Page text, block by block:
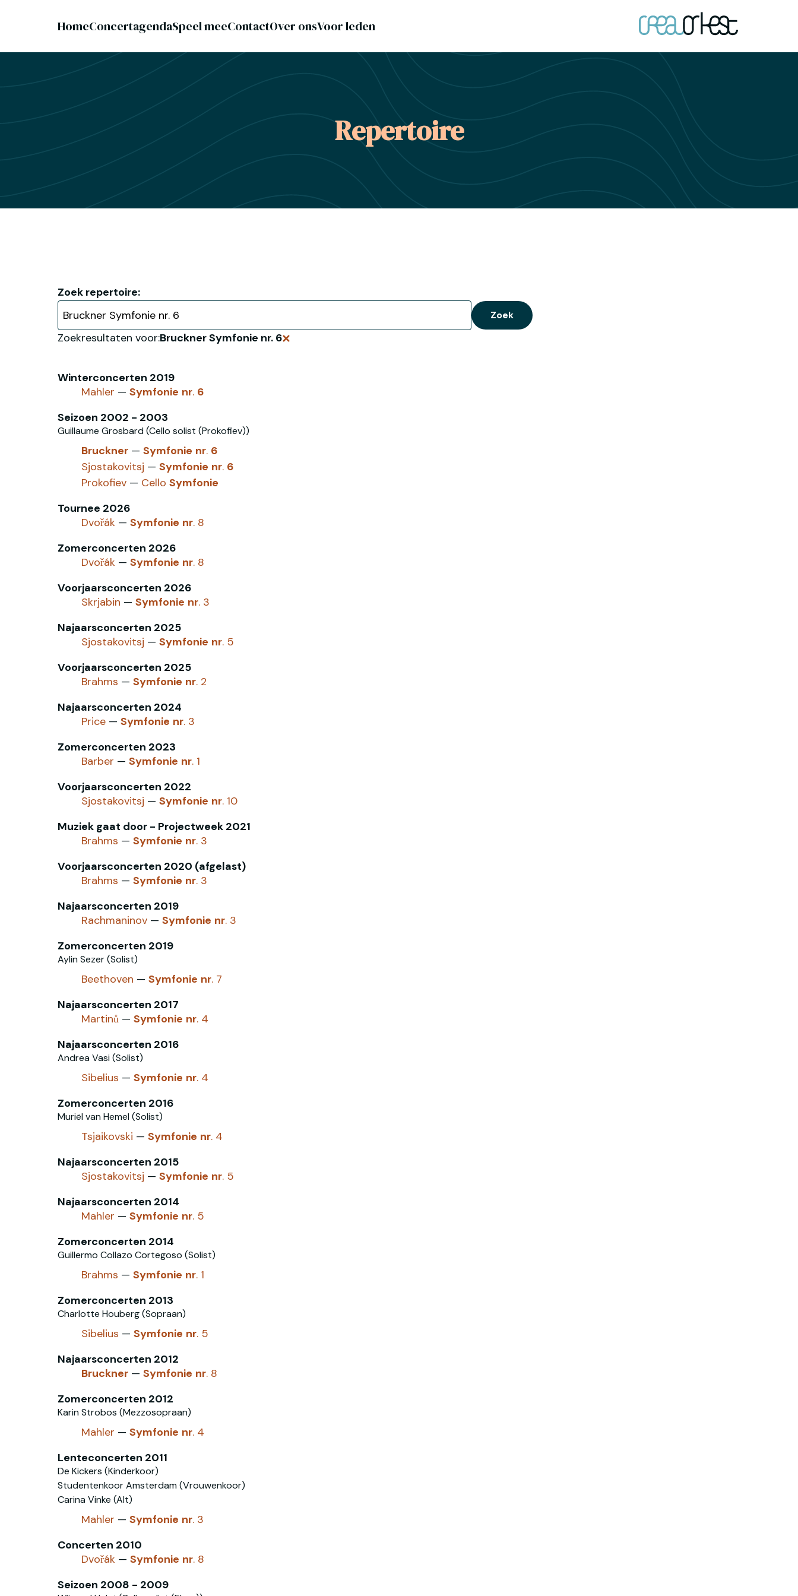
HomeConcertagendaSpeel meeContactOver onsVoor leden
Repertoire
Zoek repertoire:
Zoek
Zoekresultaten voor:Bruckner Symfonie nr. 6Verwijder zoekopdracht
Winterconcerten 2019
Mahler — Symfonie nr. 6
Seizoen 2002 - 2003
Guillaume Grosbard (Cello solist (Prokofiev))
Bruckner — Symfonie nr. 6
Sjostakovitsj — Symfonie nr. 6
Prokofiev — Cello Symfonie
Tournee 2026
Dvořák — Symfonie nr. 8
Zomerconcerten 2026
Dvořák — Symfonie nr. 8
Voorjaarsconcerten 2026
Skrjabin — Symfonie nr. 3
Najaarsconcerten 2025
Sjostakovitsj — Symfonie nr. 5
Voorjaarsconcerten 2025
Brahms — Symfonie nr. 2
Najaarsconcerten 2024
Price — Symfonie nr. 3
Zomerconcerten 2023
Barber — Symfonie nr. 1
Voorjaarsconcerten 2022
Sjostakovitsj — Symfonie nr. 10
Muziek gaat door - Projectweek 2021
Brahms — Symfonie nr. 3
Voorjaarsconcerten 2020 (afgelast)
Brahms — Symfonie nr. 3
Najaarsconcerten 2019
Rachmaninov — Symfonie nr. 3
Zomerconcerten 2019
Aylin Sezer (Solist)
Beethoven — Symfonie nr. 7
Najaarsconcerten 2017
Martinů — Symfonie nr. 4
Najaarsconcerten 2016
Andrea Vasi (Solist)
Sibelius — Symfonie nr. 4
Zomerconcerten 2016
Muriël van Hemel (Solist)
Tsjaikovski — Symfonie nr. 4
Najaarsconcerten 2015
Sjostakovitsj — Symfonie nr. 5
Najaarsconcerten 2014
Mahler — Symfonie nr. 5
Zomerconcerten 2014
Guillermo Collazo Cortegoso (Solist)
Brahms — Symfonie nr. 1
Zomerconcerten 2013
Charlotte Houberg (Sopraan)
Sibelius — Symfonie nr. 5
Najaarsconcerten 2012
Bruckner — Symfonie nr. 8
Zomerconcerten 2012
Karin Strobos (Mezzosopraan)
Mahler — Symfonie nr. 4
Lenteconcerten 2011
De Kickers (Kinderkoor)
Studentenkoor Amsterdam (Vrouwenkoor)
Carina Vinke (Alt)
Mahler — Symfonie nr. 3
Concerten 2010
Dvořák — Symfonie nr. 8
Seizoen 2008 - 2009